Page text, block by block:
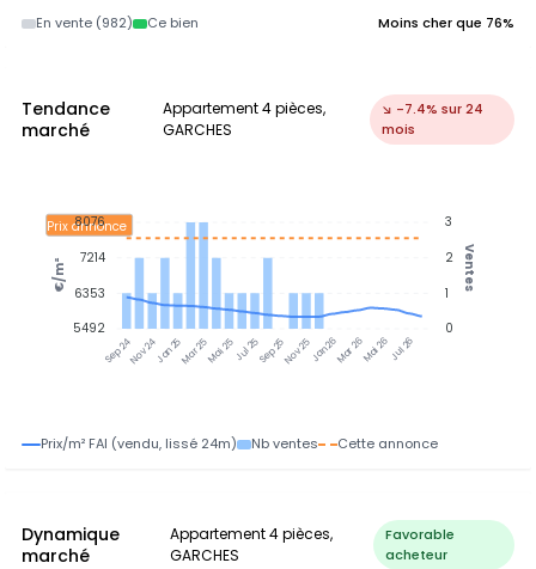
En vente (982) Ce bien Moins cher que 76%
Tendance
marché
Appartement 4 pièces,
GARCHES
↘ -7.4% sur 24
mois
Sep 24Nov 24Jan 25Mar 25Mai 25Jul 25Sep 25Nov 25Jan 26Mar 26Mai 26Jul 26
Prix annonce
3
2
1
0
Ventes
8076
7214
6353
5492
€/m²
Prix/m² FAI (vendu, lissé 24m) Nb ventes Cette annonce
Dynamique
marché
Appartement 4 pièces,
GARCHES
Favorable
acheteur